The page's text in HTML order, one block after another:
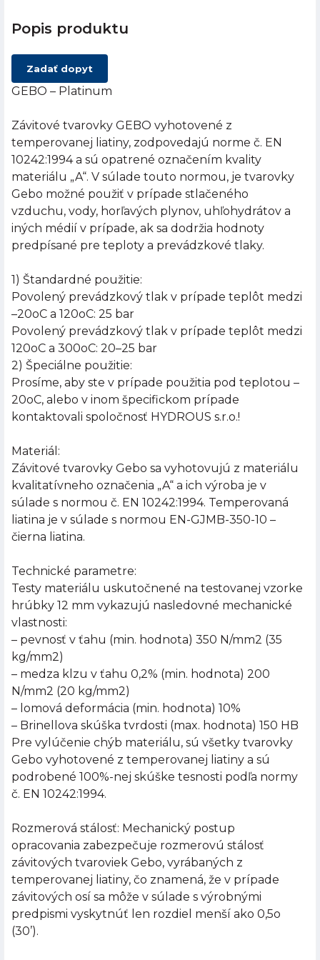
Popis produktu
Zadať dopyt
GEBO – Platinum
Závitové tvarovky GEBO vyhotovené z
temperovanej liatiny, zodpovedajú norme č. EN
10242:1994 a sú opatrené označením kvality
materiálu „A“. V súlade touto normou, je tvarovky
Gebo možné použiť v prípade stlačeného
vzduchu, vody, horľavých plynov, uhľohydrátov a
iných médií v prípade, ak sa dodržia hodnoty
predpísané pre teploty a prevádzkové tlaky.
1) Štandardné použitie:
Povolený prevádzkový tlak v prípade teplôt medzi
–20oC a 120oC: 25 bar
Povolený prevádzkový tlak v prípade teplôt medzi
120oC a 300oC: 20–25 bar
2) Špeciálne použitie:
Prosíme, aby ste v prípade použitia pod teplotou –
20oC, alebo v inom špecifickom prípade
kontaktovali spoločnosť HYDROUS s.r.o.!
Materiál:
Závitové tvarovky Gebo sa vyhotovujú z materiálu
kvalitatívneho označenia „A“ a ich výroba je v
súlade s normou č. EN 10242:1994. Temperovaná
liatina je v súlade s normou EN-GJMB-350-10 –
čierna liatina.
Technické parametre:
Testy materiálu uskutočnené na testovanej vzorke
hrúbky 12 mm vykazujú nasledovné mechanické
vlastnosti:
– pevnosť v ťahu (min. hodnota) 350 N/mm2 (35
kg/mm2)
– medza klzu v ťahu 0,2% (min. hodnota) 200
N/mm2 (20 kg/mm2)
– lomová deformácia (min. hodnota) 10%
– Brinellova skúška tvrdosti (max. hodnota) 150 HB
Pre vylúčenie chýb materiálu, sú všetky tvarovky
Gebo vyhotovené z temperovanej liatiny a sú
podrobené 100%-nej skúške tesnosti podľa normy
č. EN 10242:1994.
Rozmerová stálosť: Mechanický postup
opracovania zabezpečuje rozmerovú stálosť
závitových tvaroviek Gebo, vyrábaných z
temperovanej liatiny, čo znamená, že v prípade
závitových osí sa môže v súlade s výrobnými
predpismi vyskytnúť len rozdiel menší ako 0,5o
(30’).